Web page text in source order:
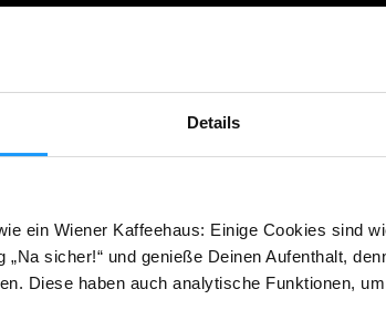
Details
ein Wiener Kaffeehaus: Einige Cookies sind
sicher!“ und genieße Deinen Aufenthalt,
Diese haben auch analytische Funktionen,